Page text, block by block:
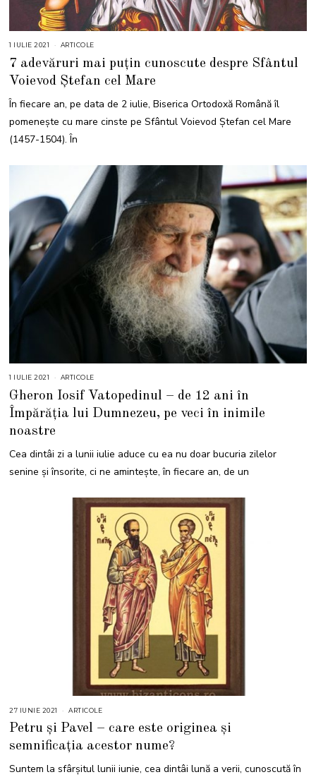
1 IULIE 2021
U
L
I
E
0
1
ARTICOLE
7 adevăruri mai puțin cunoscute despre Sfântul
Voievod Ștefan cel Mare
În fiecare an, pe data de 2 iulie, Biserica Ortodoxă Română îl
pomenește cu mare cinste pe Sfântul Voievod Ștefan cel Mare
(1457-1504). În
1 IULIE 2021
U
I
E
2
0
1
ARTICOLE
Gheron Iosif Vatopedinul – de 12 ani în
Împărăția lui Dumnezeu, pe veci în inimile
noastre
Cea dintâi zi a lunii iulie aduce cu ea nu doar bucuria zilelor
senine și însorite, ci ne amintește, în fiecare an, de un
27 IUNIE 2021
N
2
ARTICOLE
Petru și Pavel – care este originea și
semnificația acestor nume?
Suntem la sfârșitul lunii iunie, cea dintâi lună a verii, cunoscută în